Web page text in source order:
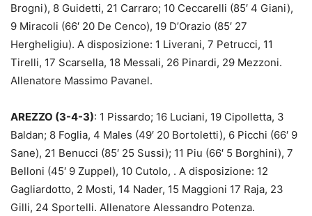
Brogni), 8 Guidetti, 21 Carraro; 10 Ceccarelli (85′ 4 Giani),
9 Miracoli (66′ 20 De Cenco), 19 D’Orazio (85′ 27
Hergheligiu). A disposizione: 1 Liverani, 7 Petrucci, 11
Tirelli, 17 Scarsella, 18 Messali, 26 Pinardi, 29 Mezzoni.
Allenatore Massimo Pavanel.
AREZZO (3-4-3): 1 Pissardo; 16 Luciani, 19 Cipolletta, 3
Baldan; 8 Foglia, 4 Males (49′ 20 Bortoletti), 6 Picchi (66′ 9
Sane), 21 Benucci (85′ 25 Sussi); 11 Piu (66′ 5 Borghini), 7
Belloni (45′ 9 Zuppel), 10 Cutolo, . A disposizione: 12
Gagliardotto, 2 Mosti, 14 Nader, 15 Maggioni 17 Raja, 23
Gilli, 24 Sportelli. Allenatore Alessandro Potenza.